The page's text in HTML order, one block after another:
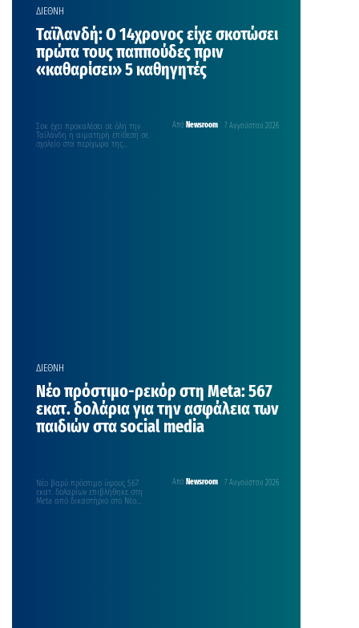
ΔΙΕΘΝΗ
Ταϊλανδή: Ο 14χρονος είχε σκοτώσει
πρώτα τους παππούδες πριν
«καθαρίσει» 5 καθηγητές
Από Newsroom 7 Αυγούστου 2026
Σοκ έχει προκαλέσει σε όλη την
Ταϊλάνδη η αιματηρή επίθεση σε
σχολείο στα περίχωρα της
ΔΙΕΘΝΗ
Νέο πρόστιμο-ρεκόρ στη Meta: 567
εκατ. δολάρια για την ασφάλεια των
παιδιών στα social media
Από Newsroom 7 Αυγούστου 2026
Νέο βαρύ πρόστιμο ύψους 567
εκατ. δολαρίων επιβλήθηκε στη
Meta από δικαστήριο στο Νέο